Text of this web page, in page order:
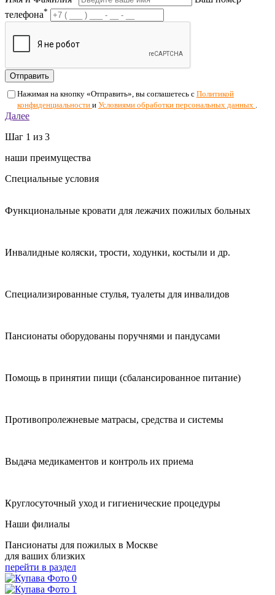
телефона*
Отправить
Нажимая на кнопку «Отправить», вы соглашетесь с Политикой
конфиденциальности и Условиями обработки персональных данных
Далее
Шаг 1 из 3
наши преимущества
Специальные условия
Функциональные кровати для лежачих пожилых больных
Инвалидные коляски, трости, ходунки, костыли и др.
Специализированные стулья, туалеты для инвалидов
Пансионаты оборудованы поручнями и пандусами
Помощь в принятии пищи (сбалансированное питание)
Противопролежневые матрасы, средства и системы
Выдача медикаментов и контроль их приема
Круглосуточный уход и гигиенические процедуры
Наши филиалы
Пансионаты для пожилых в Москве
для ваших близких
перейти в раздел